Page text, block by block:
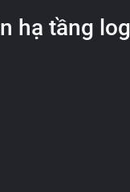
hạ tầng